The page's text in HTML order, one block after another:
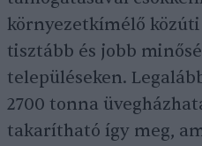
környezetkímélő
tisztább és jobb
településeken.
2700 tonna
takarítható így meg,